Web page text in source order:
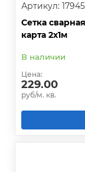
Артикул: 17945
Сетка
карта 2х1м
В наличии
Цена:
229.00
руб/м. кв.